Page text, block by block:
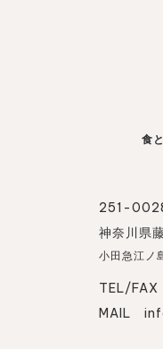
食
251-
神奈川県
小田急江ノ
TEL/
MAIL